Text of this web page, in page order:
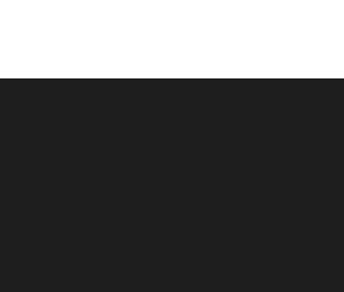
утро у читателей таблоида
началось с тревожных